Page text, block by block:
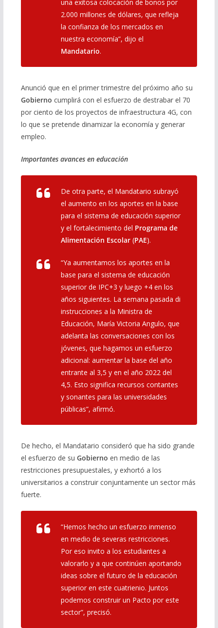
una exitosa colocación de bonos por
2.000 millones de dólares, que refleja
la confianza de los mercados en
nuestra economía”, dijo el
Mandatario.
Anunció que en el primer trimestre del próximo año su
Gobierno cumplirá con el esfuerzo de destrabar el 70
por ciento de los proyectos de infraestructura 4G, con
lo que se pretende dinamizar la economía y generar
empleo.
Importantes avances en educación
De otra parte, el Mandatario subrayó
el aumento en los aportes en la base
para el sistema de educación superior
y el fortalecimiento del Programa de
Alimentación Escolar(PAE).
“Ya aumentamos los aportes en la
base para el sistema de educación
superior de IPC+3 y luego +4 en los
años siguientes. La semana pasada di
instrucciones a la Ministra de
Educación, María Victoria Angulo, que
adelanta las conversaciones con los
jóvenes, que hagamos un esfuerzo
adicional: aumentar la base del año
entrante al 3,5 y en el año 2022 del
4,5. Esto significa recursos contantes
y sonantes para las universidades
públicas”, afirmó.
De hecho, el Mandatario consideró que ha sido grande
el esfuerzo de su Gobierno en medio de las
restricciones presupuestales, y exhortó a los
universitarios a construir conjuntamente un sector más
fuerte.
“Hemos hecho un esfuerzo inmenso
en medio de severas restricciones.
Por eso invito a los estudiantes a
valorarlo y a que continúen aportando
ideas sobre el futuro de la educación
superior en este cuatrienio. Juntos
podemos construir un Pacto por este
sector”, precisó.